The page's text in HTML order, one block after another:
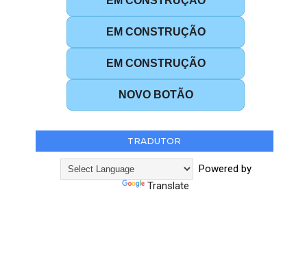
EM CONSTRUÇÃO
EM CONSTRUÇÃO
NOVO BOTÃO
TRADUTOR
Powered by
Translate